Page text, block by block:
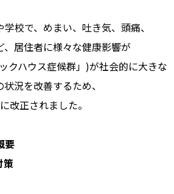
校で、めまい、吐き気、頭痛、
、居住者に様々な健康影響が
クハウス症候群」)が社会的に大きな
況を改善するため、
改正されました。
要
策